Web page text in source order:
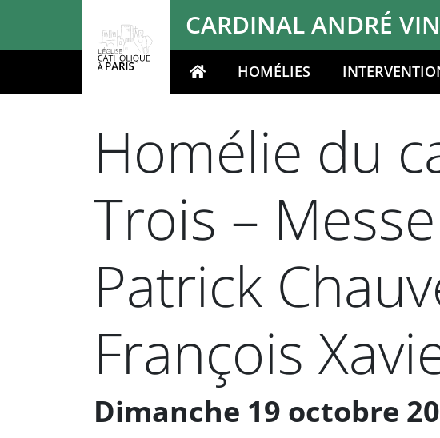
CARDINAL ANDRÉ
Votre rechercheHOMÉLIES
Homélie du
Trois –
Patrick
François
Dimanche 19 octobre